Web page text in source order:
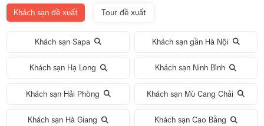
Khách sạn đề xuất Tour đề xuất
Khách sạn Sapa Khách sạn gần Hà Nội
Khách sạn Hạ Long Khách sạn Ninh Bình
Khách sạn Hải Phòng Khách sạn Mù Cang Chải
Khách sạn Hà Giang Khách sạn Cao Bằng